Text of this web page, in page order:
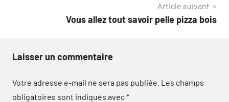
Article suivant
Vous allez tout savoir pelle pizza bois
Laisser un commentaire
Votre adresse e-mail ne sera pas publiée. Les champs
obligatoires sont indiqués avec*